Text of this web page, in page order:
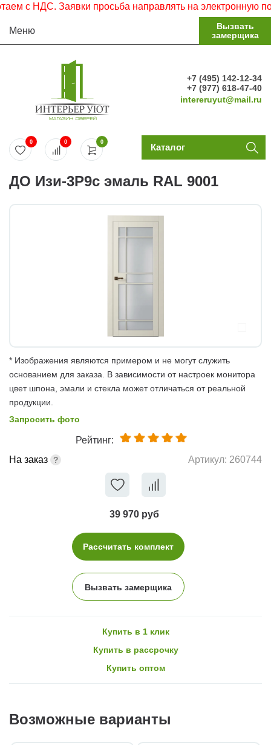
НДС. Заявки просьба направлять на электронную почту.
Меню
Вызвать
замерщика
+7 (495) 142-12-34
+7 (977) 618-47-40
intereruyut@mail.ru
0
0 0 Каталог
ДО Изи-3Р9с эмаль RAL 9001
* Изображения являются примером и не могут служить
основанием для заказа. В зависимости от настроек монитора
цвет шпона, эмали и стекла может отличаться от реальной
продукции.
Запросить фото
Рейтинг:
На заказ
Артикул: 260744
39 970 руб
Рассчитать комплект
Вызвать замерщика
Купить в 1 клик
Купить в рассрочку
Купить оптом
Возможные варианты